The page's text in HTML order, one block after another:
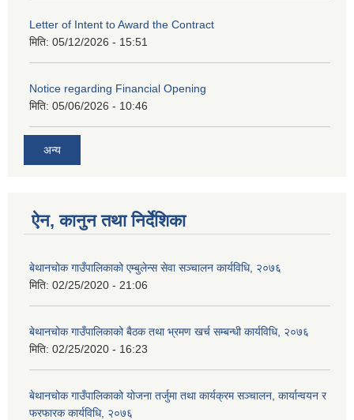
Letter of Intent to Award the Contract
मिति: 05/12/2026 - 15:51
Notice regarding Financial Opening
मिति: 05/06/2026 - 10:46
अन्य
ऐन, कानुन तथा निर्देशिका
बेथानचोक गाउँपालिकाको एम्बुलेन्स सेवा सञ्चालन कार्यविधि, २०७६
मिति: 02/25/2020 - 21:06
बेथानचोक गाउँपालिकाको बैठक तथा भ्रमण खर्च सम्बन्धी कार्यविधि, २०७६
मिति: 02/25/2020 - 16:23
बेथानचोक गाउँपालिकाको योजना तर्जुमा तथा कार्यक्रम सञ्चालन, कार्यान्वयन र
फरफारक कार्यविधि, २०७६